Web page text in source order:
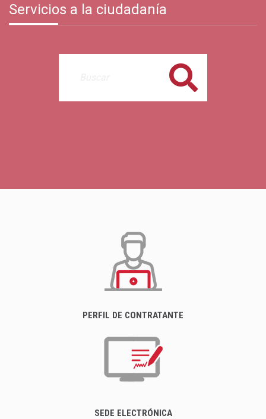
Servicios a la ciudadanía
Buscar
PERFIL DE CONTRATANTE
SEDE ELECTRÓNICA